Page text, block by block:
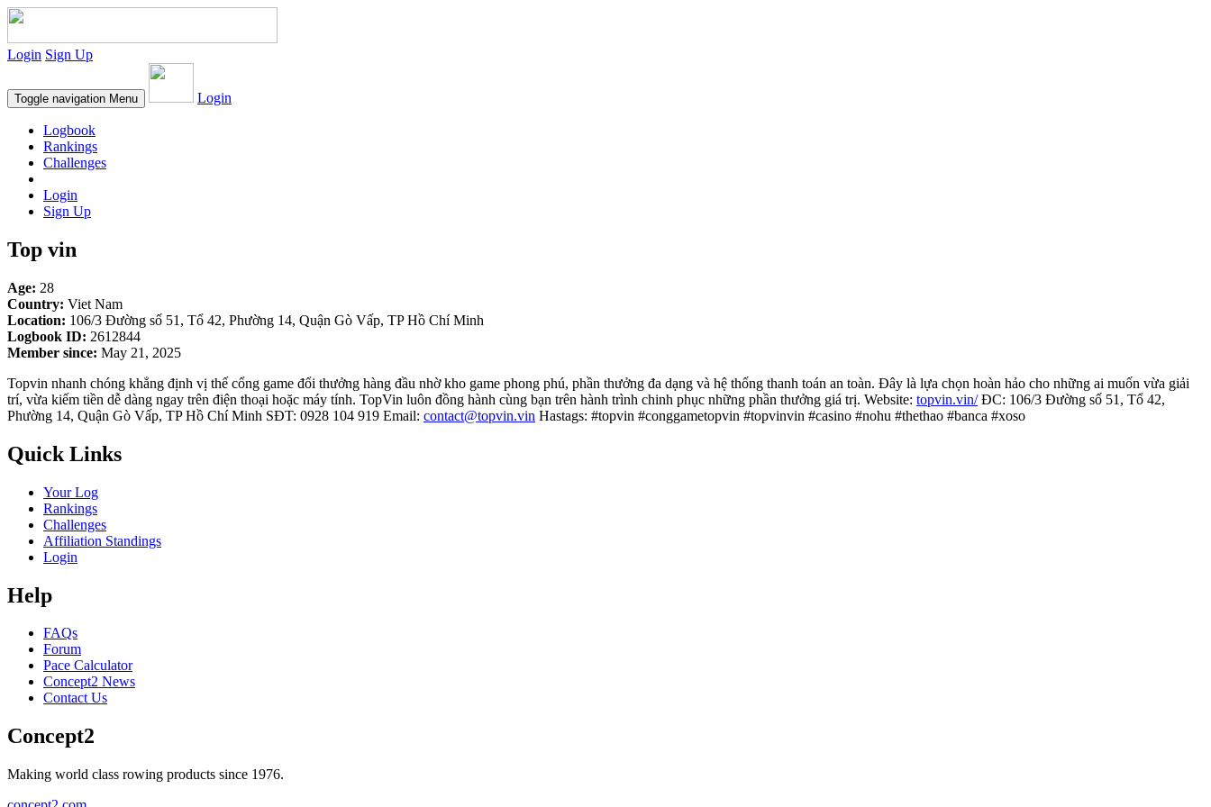
Login Sign Up
Toggle navigation Menu Login
Logbook
Rankings
Challenges
Login
Sign Up
Top vin
Age: 28
Country: Viet Nam
Location: 106/3 Đường số 51, Tổ 42, Phường 14, Quận Gò Vấp, TP Hồ Chí Minh
Logbook ID: 2612844
Member since: May 21, 2025
Topvin nhanh chóng khẳng định vị thế cổng game đổi thưởng hàng đầu nhờ kho game phong phú, phần thưởng đa dạng và hệ thống thanh toán an toàn. Đây là lựa chọn hoàn hảo cho những ai muốn vừa giải
trí, vừa kiếm tiền dễ dàng ngay trên điện thoại hoặc máy tính. TopVin luôn đồng hành cùng bạn trên hành trình chinh phục những phần thưởng giá trị. Website: topvin.vin/ĐC: 106/3 Đường số 51, Tổ 42,
Phường 14, Quận Gò Vấp, TP Hồ Chí Minh SĐT: 0928 104 919 Email: contact@topvin.vin Hastags: #topvin #conggametopvin #topvinvin #casino #nohu #thethao #banca #xoso
Quick Links
Your Log
Rankings
Challenges
Affiliation Standings
Login
Help
FAQs
Forum
Pace Calculator
Concept2 News
Contact Us
Concept2
Making world class rowing products since 1976.